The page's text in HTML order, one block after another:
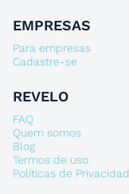
EMPRESAS
Para empresas
Cadastre-se
REVELO
FAQ
Quem somos
Blog
Termos de uso
Políticas de